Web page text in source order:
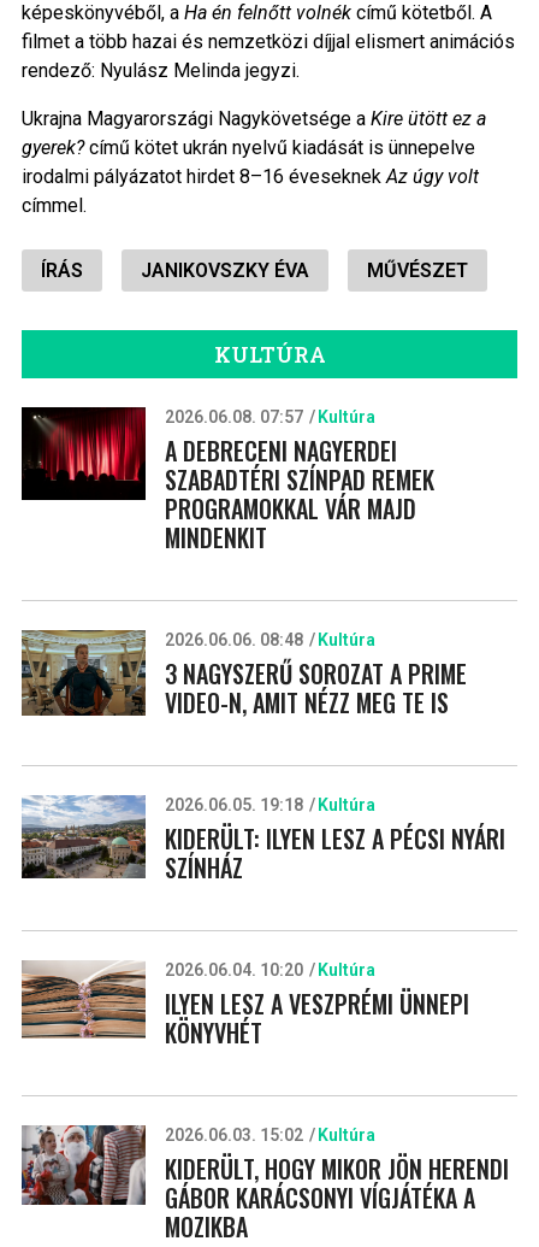
képeskönyvéből, a Ha én felnőtt volnékcímű kötetből. A
filmet a több hazai és nemzetközi díjjal elismert animációs
rendező: Nyulász Melinda jegyzi.
Ukrajna Magyarországi Nagykövetsége a Kire ütött ez a
gyerek?című kötet ukrán nyelvű kiadását is ünnepelve
irodalmi pályázatot hirdet 8–16 éveseknekAz úgy volt
címmel.
ÍRÁS JANIKOVSZKY ÉVA MŰVÉSZET
KULTÚRA
2026.06.08. 07:57 Kultúra
A DEBRECENI NAGYERDEI
SZABADTÉRI SZÍNPAD REMEK
PROGRAMOKKAL VÁR MAJD
MINDENKIT
2026.06.06. 08:48 Kultúra
3 NAGYSZERŰ SOROZAT A PRIME
VIDEO-N, AMIT NÉZZ MEG TE IS
2026.06.05. 19:18 Kultúra
KIDERÜLT: ILYEN LESZ A PÉCSI NYÁRI
SZÍNHÁZ
2026.06.04. 10:20 Kultúra
ILYEN LESZ A VESZPRÉMI ÜNNEPI
KÖNYVHÉT
2026.06.03. 15:02 Kultúra
KIDERÜLT, HOGY MIKOR JÖN HERENDI
GÁBOR KARÁCSONYI VÍGJÁTÉKA A
MOZIKBA